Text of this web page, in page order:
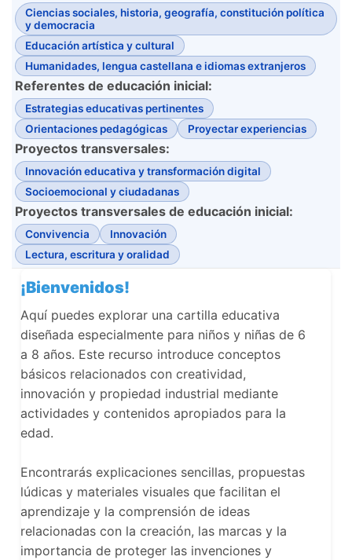
Ciencias sociales, historia, geografía, constitución política
y democracia
Educación artística y cultural
Humanidades, lengua castellana e idiomas extranjeros
Referentes de educación inicial:
Estrategias educativas pertinentes
Orientaciones pedagógicas
Proyectar experiencias
Proyectos transversales:
Innovación educativa y transformación digital
Socioemocional y ciudadanas
Proyectos transversales de educación inicial:
Convivencia
Innovación
Lectura, escritura y oralidad
¡Bienvenidos!
Aquí puedes explorar una cartilla educativa
diseñada especialmente para niños y niñas de 6
a 8 años. Este recurso introduce conceptos
básicos relacionados con creatividad,
innovación y propiedad industrial mediante
actividades y contenidos apropiados para la
edad.
Encontrarás explicaciones sencillas, propuestas
lúdicas y materiales visuales que facilitan el
aprendizaje y la comprensión de ideas
relacionadas con la creación, las marcas y la
importancia de proteger las invenciones y